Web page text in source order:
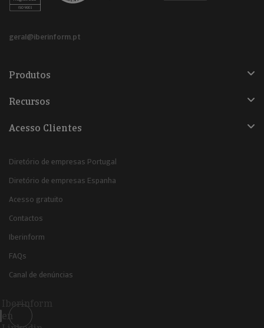
geral@iberinform.pt
Produtos
Recursos
Acesso Clientes
Diretório de empresas Portugal
Diretório de empresas Espanha
Acesso gratuito
Contactos
Iberinform
FAQs
Canal de denúncias
Iberinform
en